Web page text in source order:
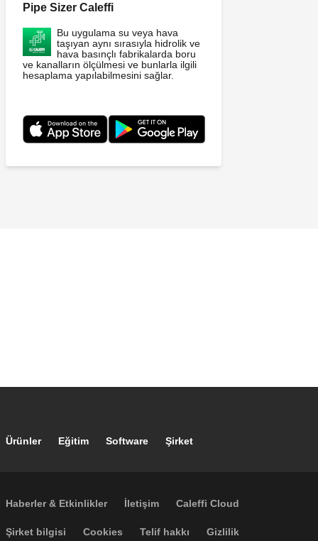
Pipe Sizer Caleffi
Bu uygulama su veya hava
taşıyan aynı sırasıyla hidrolik ve
hava basınçlı fabrikalarda boru
ve kanalların ölçülmesi ve bunlarla ilgili
hesaplama yapılabilmesini sağlar.
Footer main navigation
Ürünler Eğitim Software Şirket
Footer secondary navigation
Haberler & Etkinlikler İletişim Caleffi Cloud
Footer menu
Şirket bilgisi Cookies Telif hakkı Gizlilik